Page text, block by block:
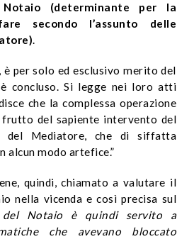
(determinante per la
secondo l’assunto delle
.
è per solo ed esclusivo merito del
concluso. Si legge nei loro atti
che la complessa operazione
del sapiente intervento del
Mediatore, che di siffatta
alcun modo artefice.”
quindi, chiamato a valutare il
nella vicenda e così precisa sul
del Notaio è quindi servito a
che avevano bloccato